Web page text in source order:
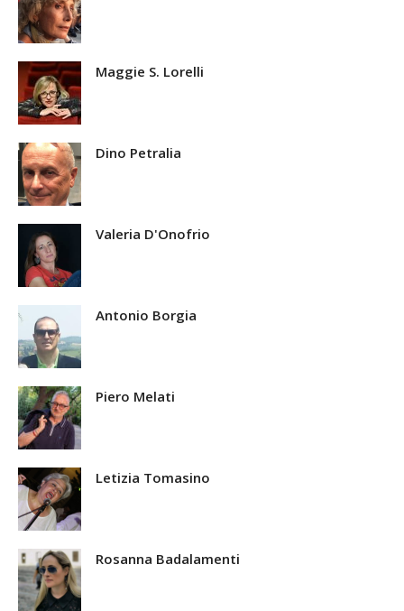
Maggie S. Lorelli
Dino Petralia
Valeria D'Onofrio
Antonio Borgia
Piero Melati
Letizia Tomasino
Rosanna Badalamenti